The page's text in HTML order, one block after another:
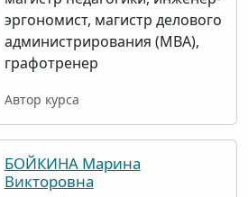
эргономист, магистр делового
администрирования (MBA),
графотренер
Автор курса
БОЙКИНА Марина
Викторовна